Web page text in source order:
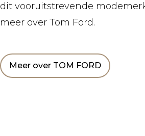
dit vooruitstrevende
meer over Tom Ford.
Meer over TOM FORD